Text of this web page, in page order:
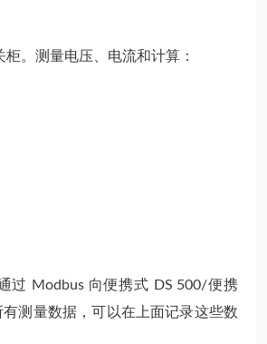
。测量电压、电流和计算：
过 Modbus 向便携式 DS 500/便携
有测量数据，可以在上面记录这些数